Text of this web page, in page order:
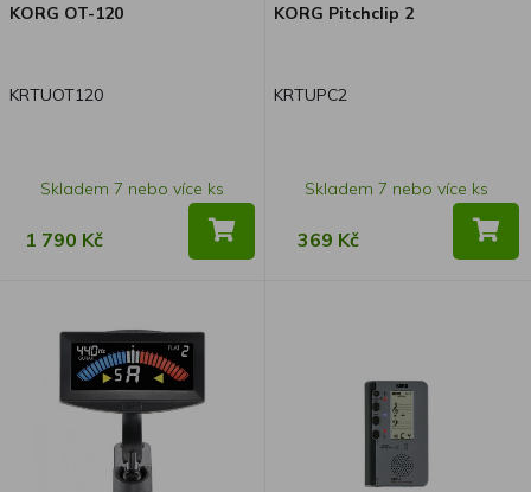
KORG OT-120
KRTUOT120
Skladem 7 nebo více ks
1 790 Kč
KORG Pitchclip 2
KRTUPC2
Skladem 7 nebo více ks
369 Kč